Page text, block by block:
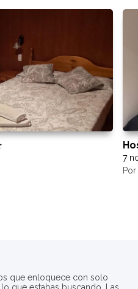
7
Por
que enloquece con solo